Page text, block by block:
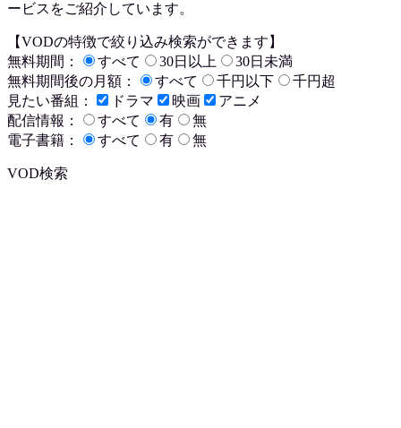
ービスをご紹介しています。
【VODの特徴で絞り込み検索ができます】
無料期間：
すべて 30日以上
30日未満
無料期間後の月額：
すべて 千円以下
千円超
見たい番組：
ドラマ 映画
アニメ
配信情報：
すべて 有
無
電子書籍：
すべて 有 無
VOD検索